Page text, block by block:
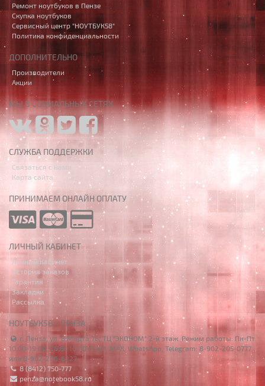
Ремонт ноутбуков в Пензе
Скупка ноутбуков
Сервисный центр "НОУТБУК58"
Политика конфиденциальности
ДОПОЛНИТЕЛЬНО
Производители
Акции
МЫ В СОЦИАЛЬНЫХ СЕТЯХ
СЛУЖБА ПОДДЕРЖКИ
Связаться с нами
Карта сайта
ПРИНИМАЕМ ОНЛАЙН ОПЛАТУ
ЛИЧНЫЙ КАБИНЕТ
Личный Кабинет
История заказов
Гарантия
Закладки
Рассылка
НОУТБУК58 - ПЕНЗА
г. Пенза, ул. 8 Марта 7Б, ТЦ "ЭКОНОМ" 2-й этаж. Режим работы: Пн-Пт
10:00-19:00, Сб,Вс 10:00-15:00. MAX, WhatsApp, Telegram: 8-902-205-0777
или 8-902-206-6227
8 (8412) 750-777
penza@notebook58.ru